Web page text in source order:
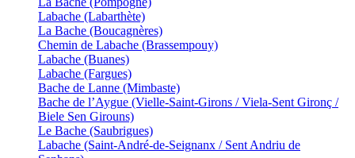
Labache (Labarthète)
La Bache (Boucagnères)
Chemin de Labache (Brassempouy)
Labache (Buanes)
Labache (Fargues)
Bache de Lanne (Mimbaste)
Bache de l’Aygue (Vielle-Saint-Girons / Viela-Sent Gironç /
Biele Sen Girouns)
Le Bache (Saubrigues)
Labache (Saint-André-de-Seignanx / Sent Andriu de